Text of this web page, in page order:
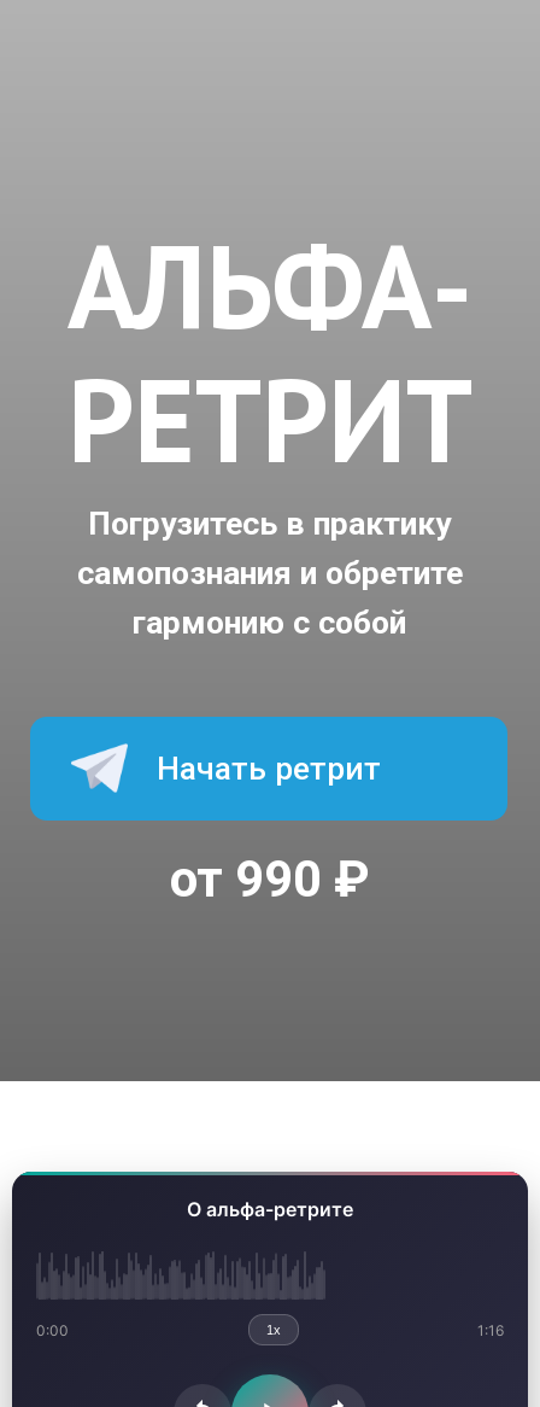
РЕТРИТ
Погрузитесь в практику
самопознания и обретите
гармонию с собой
от 990 ₽
Начать ретрит
О альфа-ретрите
0:00 1x 1:16